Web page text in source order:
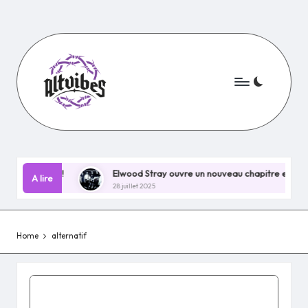
content
A lire
EP ! Elwood Stray ouvre un nouveau chapitre explosif
28 juillet 2025
Home alternatif